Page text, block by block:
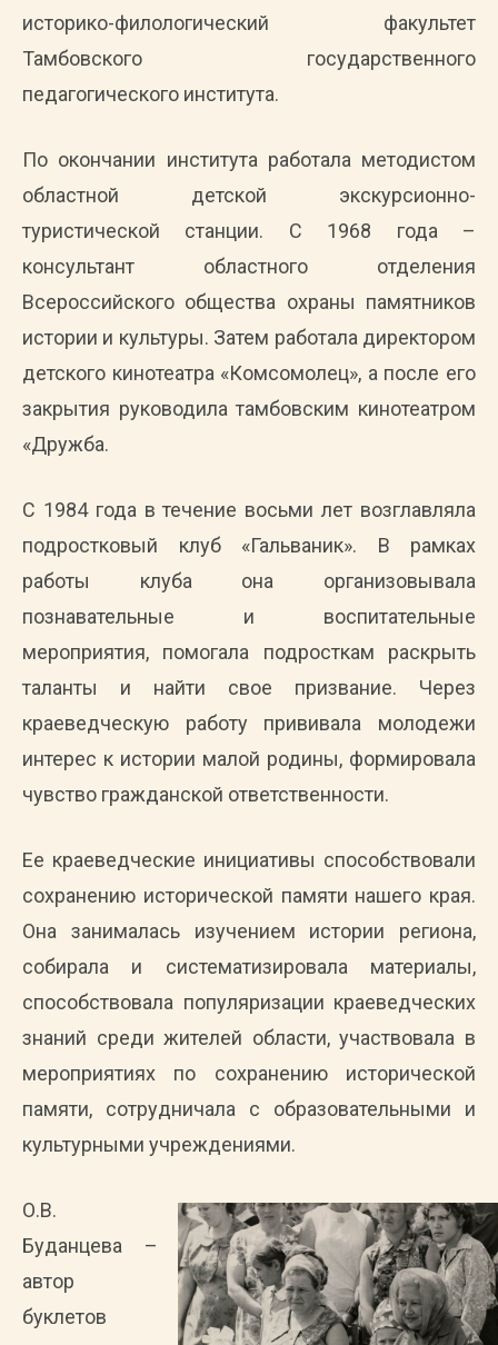
историко-филологический факультет
Тамбовского государственного
педагогического института.
По окончании института работала методистом
областной детской экскурсионно-
туристической станции. С 1968 года –
консультант областного отделения
Всероссийского общества охраны памятников
истории и культуры. Затем работала директором
детского кинотеатра «Комсомолец», а после его
закрытия руководила тамбовским кинотеатром
«Дружба.
С 1984 года в течение восьми лет возглавляла
подростковый клуб «Гальваник». В рамках
работы клуба она организовывала
познавательные и воспитательные
мероприятия, помогала подросткам раскрыть
таланты и найти свое призвание. Через
краеведческую работу прививала молодежи
интерес к истории малой родины, формировала
чувство гражданской ответственности.
Ее краеведческие инициативы способствовали
сохранению исторической памяти нашего края.
Она занималась изучением истории региона,
собирала и систематизировала материалы,
способствовала популяризации краеведческих
знаний среди жителей области, участвовала в
мероприятиях по сохранению исторической
памяти, сотрудничала с образовательными и
культурными учреждениями.
О.В.
Буданцева –
автор
буклетов